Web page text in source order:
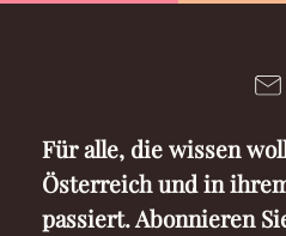
Für alle, die wissen
Österreich und in
passiert. Abonnieren